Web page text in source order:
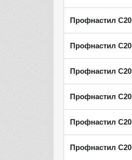
Профнастил С20
Профнастил С20
Профнастил С20
Профнастил С20
Профнастил С20
Профнастил С20